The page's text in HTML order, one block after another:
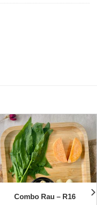
Combo Rau – R16